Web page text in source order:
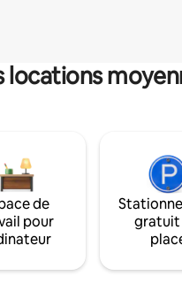
de
pour
gratuit